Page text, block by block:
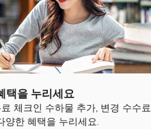
택을 누리세요
체크인 수하물 추가, 변경 수수료
양한 혜택을 누리세요.